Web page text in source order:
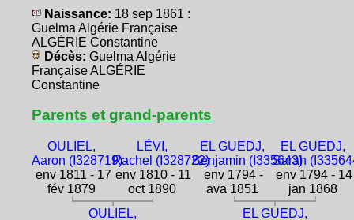
Naissance: 18 sep 1861 :
Guelma Algérie Française
ALGÉRIE Constantine
Décès: Guelma Algérie
Française ALGÉRIE
Constantine
Parents et grand-parents
OULIEL,
Aaron (I328719)
env 1811 - 17
fév 1879
LÉVI,
Rachel (I328722)
env 1810 - 11
oct 1890
EL GUEDJ,
Benjamin (I335643)
env 1794 -
ava 1851
EL GUEDJ,
Sarah
env 1794 - 14
jan 1868
OULIEL,
EL GUEDJ,